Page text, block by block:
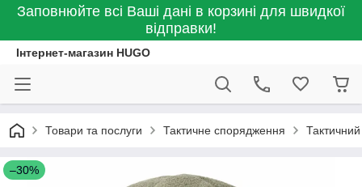
Заповнюйте всі Ваші дані в корзині для швидкої
відправки!
Інтернет-магазин HUGO
Товари та послуги Тактичне спорядження
–30%